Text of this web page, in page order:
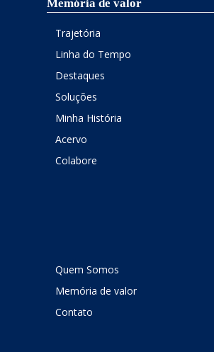
Memória de valor
Trajetória
Linha do Tempo
Destaques
Soluções
Minha História
Acervo
Colabore
Quem Somos
Memória de valor
Contato